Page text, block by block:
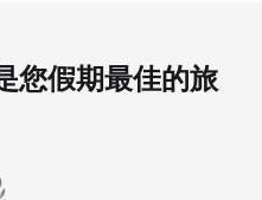
您假期最佳的旅